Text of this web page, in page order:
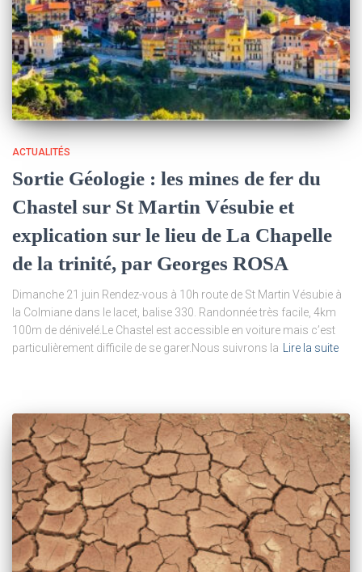
ACTUALITÉS
Sortie Géologie : les mines de fer du
Chastel sur St Martin Vésubie et
explication sur le lieu de La Chapelle
de la trinité, par Georges ROSA
Dimanche 21 juin Rendez-vous à 10h route de St Martin Vésubie à
la Colmiane dans le lacet, balise 330. Randonnée très facile, 4km
100m de dénivelé.Le Chastel est accessible en voiture mais c’est
particulièrement difficile de se garer.Nous suivrons la Lire la suite